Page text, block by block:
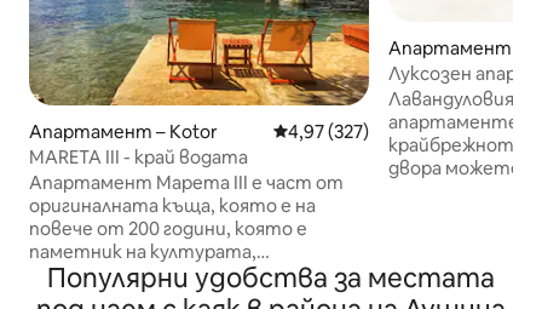
Апартамент – Kotor Средна оценка: 4,97 от 5,
4,97 (327)
MARETA III - край водата
Апартамент Марета III е част от
оригиналната къща, която е на
повече от 200 години, която е
паметник на културата,
съществуващ в австро -
унгарските карти от XIX век.
Апартамент –
Луксозен
залива на
Лавандуловият
апартаментен
крайбрежното
двора можете
рецепцията
Популярни удобства за местата